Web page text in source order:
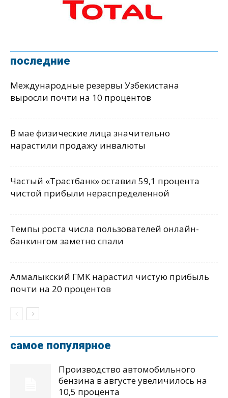
последние
Международные резервы Узбекистана
выросли почти на 10 процентов
В мае физические лица значительно
нарастили продажу инвалюты
Частый «Трастбанк» оставил 59,1 процента
чистой прибыли нераспределенной
Темпы роста числа пользователей онлайн-
банкингом заметно спали
Алмалыкский ГМК нарастил чистую прибыль
почти на 20 процентов
самое популярное
Производство автомобильного
бензина в августе увеличилось на
10,5 процента